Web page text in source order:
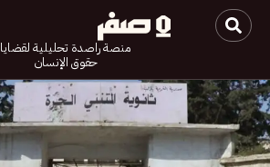
منصة راصدة تحليلية لقضايا
حقوق الإنسان